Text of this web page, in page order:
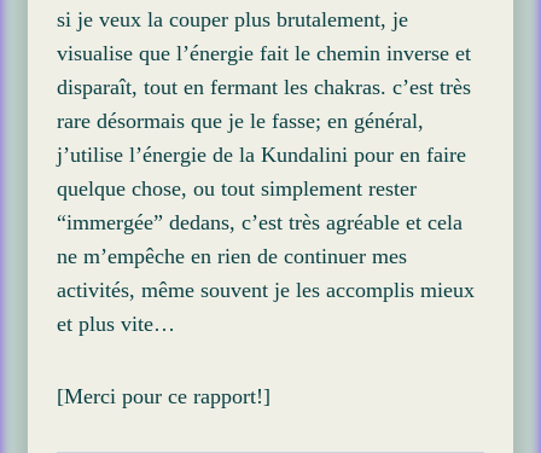
si je veux la couper plus brutalement, je
visualise que l’énergie fait le chemin inverse et
disparaît, tout en fermant les chakras. c’est très
rare désormais que je le fasse; en général,
j’utilise l’énergie de la Kundalini pour en faire
quelque chose, ou tout simplement rester
“immergée” dedans, c’est très agréable et cela
ne m’empêche en rien de continuer mes
activités, même souvent je les accomplis mieux
et plus vite…
[Merci pour ce rapport!]